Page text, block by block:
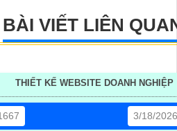
BÀI VIẾT LIÊN
THIẾT KẾ WEBSITE DOANH NGHIỆP
3/18/